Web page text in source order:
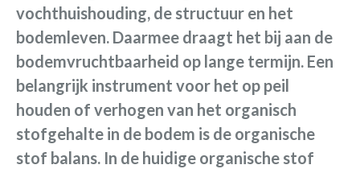
vochthuishouding, de structuur en het
bodemleven. Daarmee draagt het bij aan de
bodemvruchtbaarheid op lange termijn. Een
belangrijk instrument voor het op peil
houden of verhogen van het organisch
stofgehalte in de bodem is de organische
stof balans. In de huidige organische stof